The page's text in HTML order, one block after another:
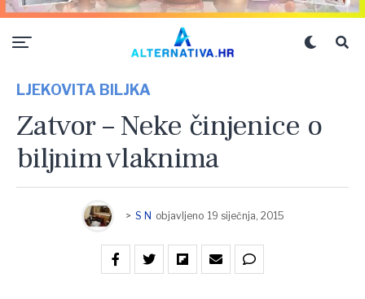
LJEKOVITA BILJKA
Zatvor – Neke činjenice o
biljnim vlaknima
> S N objavljeno 19 siječnja, 2015